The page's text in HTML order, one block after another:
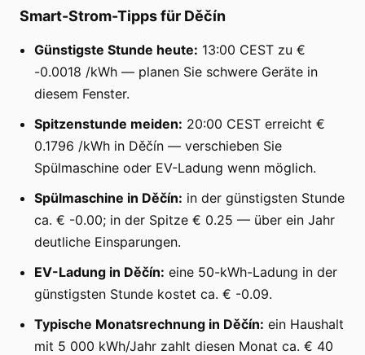
Smart-Strom-Tipps für Děčín
Günstigste Stunde heute: 13:00 CEST zu €
-0.0018 /kWh — planen Sie schwere Geräte in
diesem Fenster.
Spitzenstunde meiden: 20:00 CEST erreicht €
0.1796 /kWh in Děčín — verschieben Sie
Spülmaschine oder EV-Ladung wenn möglich.
Spülmaschine in Děčín: in der günstigsten Stunde
ca. € -0.00; in der Spitze € 0.25 — über ein Jahr
deutliche Einsparungen.
EV-Ladung in Děčín: eine 50-kWh-Ladung in der
günstigsten Stunde kostet ca. € -0.09.
Typische Monatsrechnung in Děčín: ein Haushalt
mit 5 000 kWh/Jahr zahlt diesen Monat ca. € 40